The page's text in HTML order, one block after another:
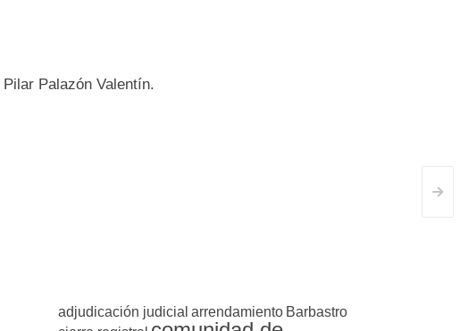
>
Palazón Valentín.
adjudicación judicial arrendamiento Barbastro